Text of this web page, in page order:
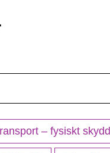
– fysiskt skydd